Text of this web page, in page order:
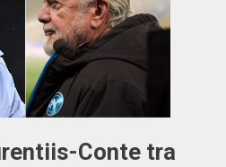
Conte tra